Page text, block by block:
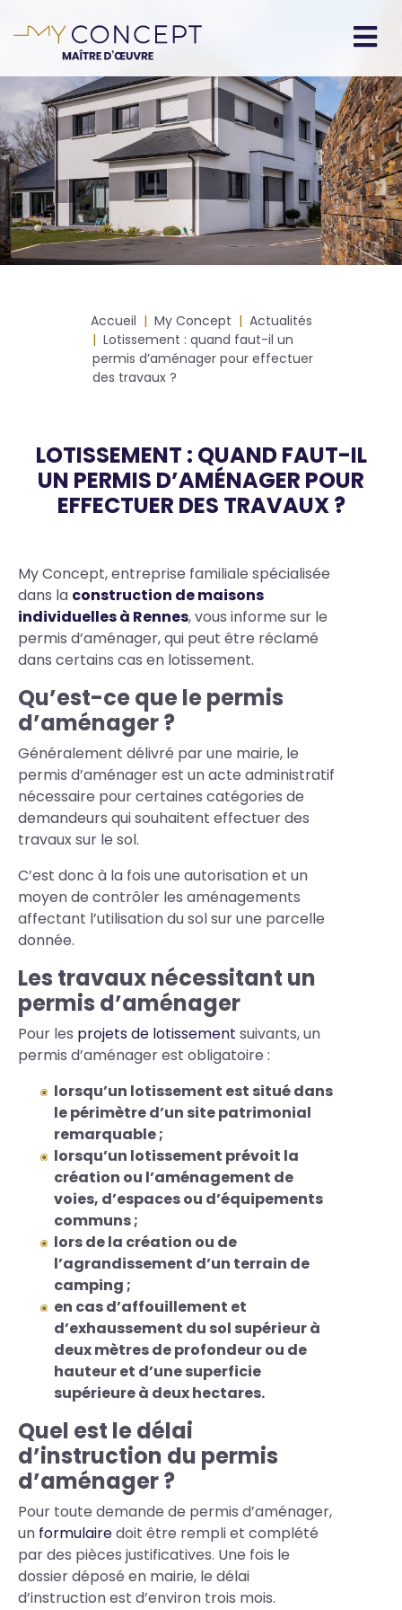
au
principal
principale
Fil
d'Ariane
Accueil My Concept
Actualités
Lotissement : quand faut-il un
permis d’aménager pour effectuer
des travaux ?
LOTISSEMENT : QUAND FAUT-IL
UN PERMIS D’AMÉNAGER POUR
EFFECTUER DES TRAVAUX ?
Body
My Concept, entreprise familiale spécialisée
dans la construction de maisons
individuelles à Rennes, vous informe sur le
permis d’aménager, qui peut être réclamé
dans certains cas en lotissement.
Qu’est-ce que le permis
d’aménager ?
Généralement délivré par une mairie, le
permis d’aménager est un acte administratif
nécessaire pour certaines catégories de
demandeurs qui souhaitent effectuer des
travaux sur le sol.
C’est donc à la fois une autorisation et un
moyen de contrôler les aménagements
affectant l’utilisation du sol sur une parcelle
donnée.
Les travaux nécessitant un
permis d’aménager
Pour les projets de lotissement suivants, un
permis d’aménager est obligatoire :
lorsqu’un lotissement est situé dans
le périmètre d’un site patrimonial
remarquable ;
lorsqu’un lotissement prévoit la
création ou l’aménagement de
voies, d’espaces ou d’équipements
communs ;
lors de la création ou de
l’agrandissement d’un terrain de
camping ;
en cas d’affouillement et
d’exhaussement du sol supérieur à
deux mètres de profondeur ou de
hauteur et d’une superficie
supérieure à deux hectares.
Quel est le délai
d’instruction du permis
d’aménager ?
Pour toute demande de permis d’aménager,
un formulairedoit être rempli et complété
par des pièces justificatives. Une fois le
dossier déposé en mairie, le délai
d’instruction est d’environ trois mois.